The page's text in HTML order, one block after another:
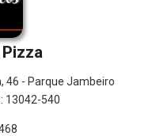
46 - Parque Jambeiro
13042-540